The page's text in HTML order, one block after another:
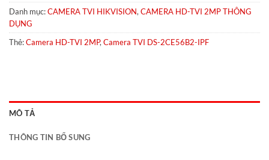
Danh mục:CAMERA TVI HIKVISION,CAMERA HD-TVI 2MP THÔNG
DỤNG
Thẻ:Camera HD-TVI 2MP,Camera TVI DS-2CE56B2-IPF
MÔ TẢ
THÔNG TIN BỔ SUNG